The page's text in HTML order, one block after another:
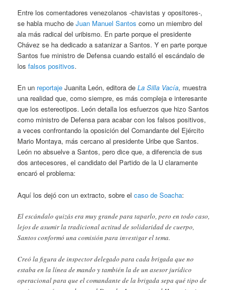
Entre los comentadores venezolanos -chavistas y opositores-,
se habla mucho deJuan Manuel Santos como un miembro del
ala más radical del uribismo. En parte porque el presidente
Chávez se ha dedicado a satanizar a Santos. Y en parte porque
Santos fue ministro de Defensa cuando estalló el escándalo de
losfalsos positivos.
En un reportaje Juanita León, editora deLa Silla Vacía, muestra
una realidad que, como siempre, es más compleja e interesante
que los estereotipos. León detalla los esfuerzos que hizo Santos
como ministro de Defensa para acabar con los falsos positivos,
a veces confrontando la oposición del Comandante del Ejército
Mario Montaya, más cercano al presidente Uribe que Santos.
León no absuelve a Santos, pero dice que, a diferencia de sus
dos antecesores, el candidato del Partido de la U claramente
encaró el problema:
Aquí los dejó con un extracto, sobre elcaso de Soacha:
El escándalo quizás era muy grande para taparlo, pero en todo caso,
lejos de asumir la tradicional actitud de solidaridad de cuerpo,
Santos conformó una comisión para investigar el tema.
Creó la figura de inspector delegado para cada brigada que no
estaba en la línea de mando y también la de un asesor jurídico
operacional para que el comandante de la brigada sepa qué tipo de